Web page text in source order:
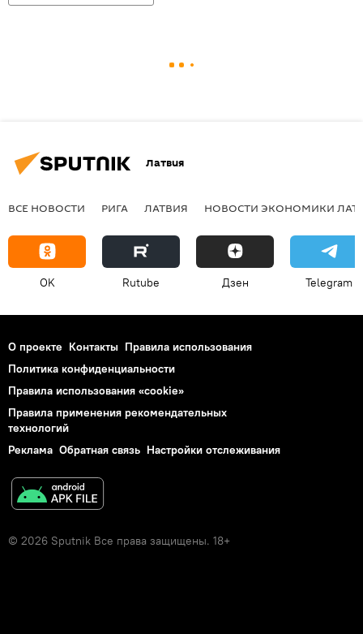
Латвия
ВСЕ НОВОСТИ РИГА ЛАТВИЯ НОВОСТИ ЭКОНОМИКИ
OK Rutube Дзен Telegram
О проекте Контакты Правила использования
Политика конфиденциальности
Правила использования «cookie»
Правила применения рекомендательных
технологий
Реклама Обратная связь Настройки отслеживания
© 2026 Sputnik Все права защищены. 18+